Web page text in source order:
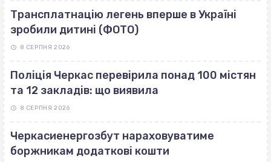
Трансплатнацію легень вперше в Україні
зробили дитині (ФОТО)
8 СЕРПНЯ 2026
Поліція Черкас перевірила понад 100 містян
та 12 закладів: що виявила
8 СЕРПНЯ 2026
Черкасиенергозбут нараховуватиме
боржникам додаткові кошти